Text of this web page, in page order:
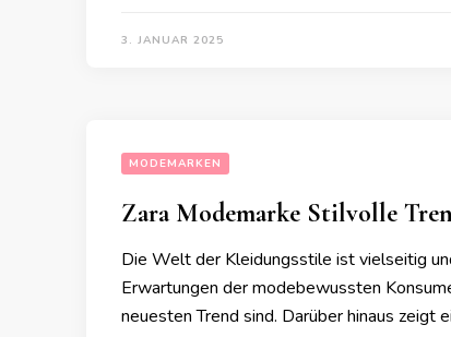
3. JANUAR 2025
MODEMARKEN
Zara Modemarke Stilvolle
Die Welt der Kleidungsstile ist vielseitig
Erwartungen der modebewussten
neuesten Trend sind. Darüber hinaus zeigt